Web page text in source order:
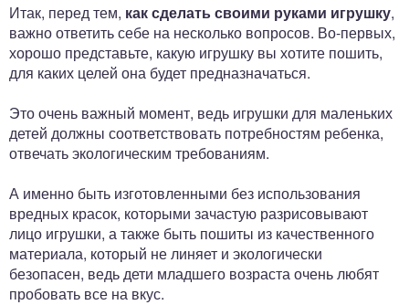
Итак, перед тем, как сделать своими руками игрушку,
важно ответить себе на несколько вопросов. Во-первых,
хорошо представьте, какую игрушку вы хотите пошить,
для каких целей она будет предназначаться.
Это очень важный момент, ведь игрушки для маленьких
детей должны соответствовать потребностям ребенка,
отвечать экологическим требованиям.
А именно быть изготовленными без использования
вредных красок, которыми зачастую разрисовывают
лицо игрушки, а также быть пошиты из качественного
материала, который не линяет и экологически
безопасен, ведь дети младшего возраста очень любят
пробовать все на вкус.